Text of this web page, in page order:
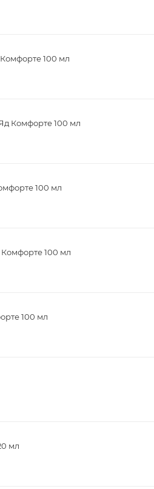
100 мл
Комфорте 100 мл
100 мл
100 мл
100 мл
мл